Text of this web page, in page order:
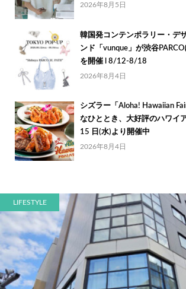
2026年8月5日
韓国発コンテンポラリー・デ
ンド「vunque」が渋谷
を開催 l 8/12-8/18
2026年8月4日
シズラー「Aloha! Hawaiian
なひととき、大好評のハワイ
15 日(水)より開催中
2026年8月4日
LIFESTYLE